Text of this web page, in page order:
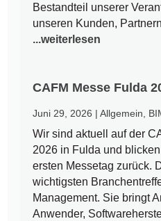
Bestandteil unserer
unseren Kunden,
...weiterlesen
CAFM Messe Fulda
Juni 29, 2026 |Allgemein
Wir sind aktuell auf der
2026 in Fulda und
ersten Messetag zurück.
wichtigsten
Management. Sie bringt
Anwender,